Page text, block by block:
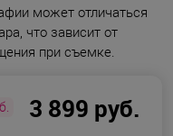
может отличаться
что зависит от
при съемке.
3 899 руб.